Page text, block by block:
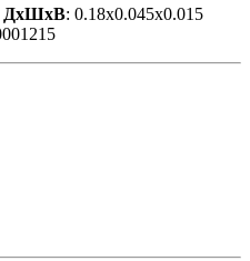
ДхШхВ: 0.18x0.045x0.015